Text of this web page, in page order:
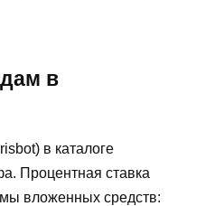
в
в каталоге
Процентная ставка
вложенных средств: